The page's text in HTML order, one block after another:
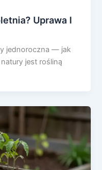
Uprawa I
jednoroczna — jak
jest rośliną